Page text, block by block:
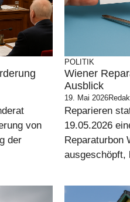
von
der
POLITIK
Wiener
Ausblick
19. Mai 2026
Reparieren
19.05.2026
Reparaturbon
ausgeschöpft,